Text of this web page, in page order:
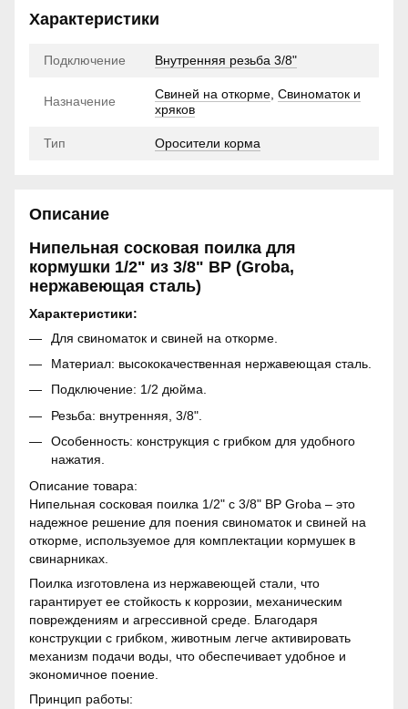
Характеристики
Подключение Внутренняя резьба 3/8"
Назначение Свиней на откорме Свиноматок и
хряков
Тип Оросители корма
Описание
Нипельная сосковая поилка для
кормушки 1/2" из 3/8" ВР (Groba,
нержавеющая сталь)
Характеристики:
Для свиноматок и свиней на откорме.
Материал: высококачественная нержавеющая сталь.
Подключение: 1/2 дюйма.
Резьба: внутренняя, 3/8".
Особенность: конструкция с грибком для удобного
нажатия.
Описание товара:
Нипельная сосковая поилка 1/2" с 3/8" ВР Groba – это
надежное решение для поения свиноматок и свиней на
откорме, используемое для комплектации кормушек в
свинарниках.
Поилка изготовлена ​​из нержавеющей стали, что
гарантирует ее стойкость к коррозии, механическим
повреждениям и агрессивной среде. Благодаря
конструкции с грибком, животным легче активировать
механизм подачи воды, что обеспечивает удобное и
экономичное поение.
Принцип работы: